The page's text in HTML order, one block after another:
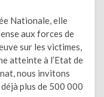
Nationale, elle
aux forces de
sur les victimes,
atteinte à l’Etat de
nous invitons
plus de 500 000